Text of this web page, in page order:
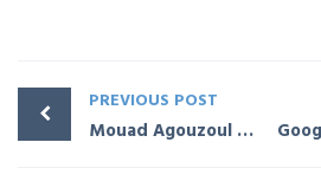
PREVIOUS POST
Mouad Agouzoul – Souveraineté numérique : Inévitabilité pour le Maroc et recommandations stratégiques